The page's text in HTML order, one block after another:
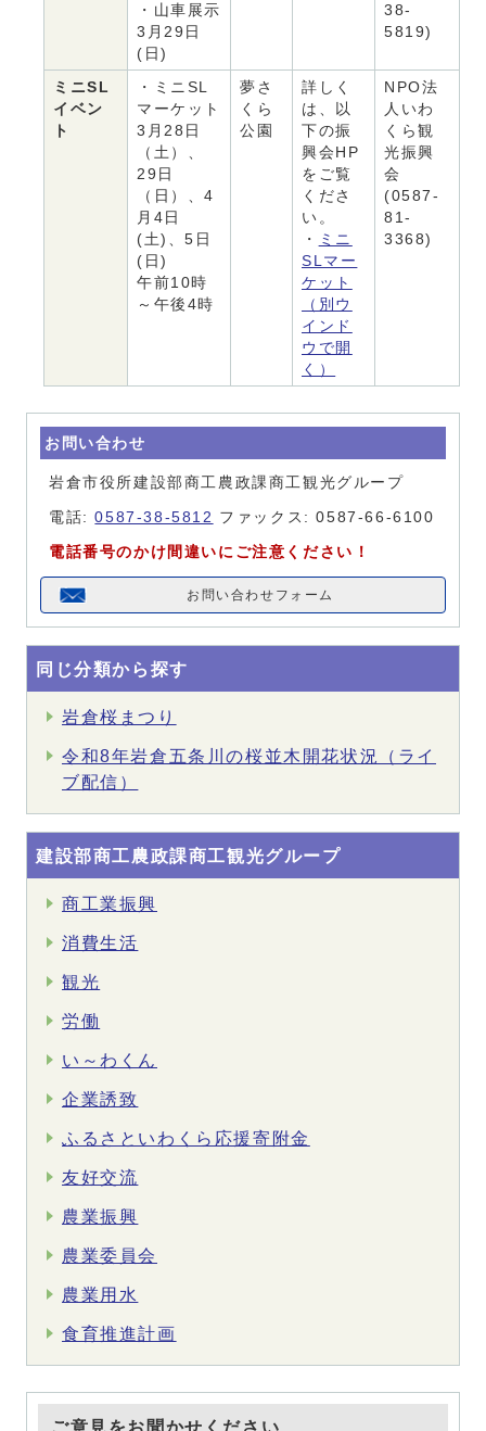
・山車展示
3月29日
(日)
38-
5819)
ミニSL
イベン
ト
・ミニSL
マーケット
3月28日
（土）、
29日
（日）、4
月4日
(土)、5日
(日)
午前10時
～午後4時
夢さ
くら
公園
詳しく
は、以
下の振
興会HP
をご覧
くださ
い。
・
ミニ
SLマー
ケット
（別ウ
インド
ウで開
く）
NPO法
人いわ
くら観
光振興
会
(0587-
81-
3368)
お問い合わせ
岩倉市役所建設部商工農政課商工観光グループ
電話:0587-38-5812 ファックス: 0587-66-6100
電話番号のかけ間違いにご注意ください！
お問い合わせフォーム
同じ分類から探す
岩倉桜まつり
令和8年岩倉五条川の桜並木開花状況（ライ
ブ配信）
建設部商工農政課商工観光グループ
商工業振興
消費生活
観光
労働
い～わくん
企業誘致
ふるさといわくら応援寄附金
友好交流
農業振興
農業委員会
農業用水
食育推進計画
ご意見をお聞かせください